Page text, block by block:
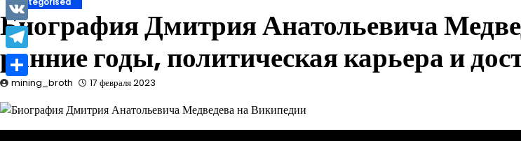
Биография Дмитрия Анатольевича
ранние годы, политическая карьера и
mining_broth 17 февраля 2023
VK
Telegram
Отправить